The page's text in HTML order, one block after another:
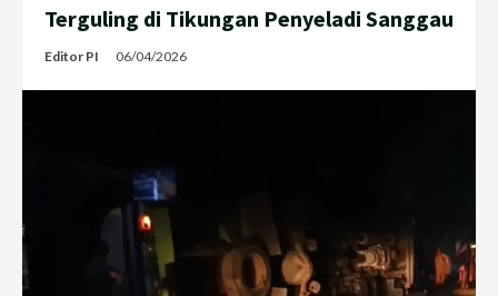
Terguling di Tikungan Penyeladi Sanggau
Editor PI 06/04/2026